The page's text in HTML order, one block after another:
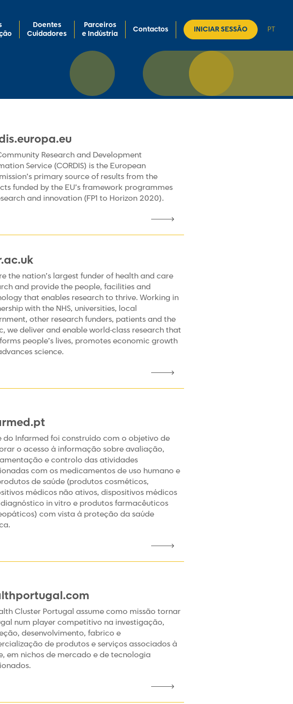
Doentes
Cuidadores
Parceiros
e Indústria
Contactos INICIAR SESSÃO PT
Research and Development
Service (CORDIS) is the European
primary source of results from the
funded by the EU’s framework programmes
and innovation (FP1 to Horizon 2020).
the nation’s largest funder of health and care
and provide the people, facilities and
that enables research to thrive. Working in
with the NHS, universities, local
other research funders, patients and the
we deliver and enable world-class research that
people’s lives, promotes economic growth
science.
do Infarmed foi construído com o objetivo de
o acesso à informação sobre avaliação,
e controlo das atividades
com os medicamentos de uso humano e
de saúde (produtos cosméticos,
médicos não ativos, dispositivos médicos
in vitro e produtos farmacêuticos
com vista à proteção da saúde
Cluster Portugal assume como missão tornar
num player competitivo na investigação,
desenvolvimento, fabrico e
de produtos e serviços associados à
em nichos de mercado e de tecnologia